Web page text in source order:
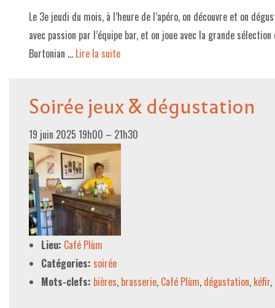
NOS FOURNISSEUR·EUSE·S
LA LIBRAIRIE
COMMANDER UN LIVRE
LES EXPOSITIONS
INFOS & ACCESSIBILITÉ
Le 3e jeudi du mois, à l’heure de l’apéro, on découvre et on
avec passion par l’équipe bar, et on joue avec la grande
Burtonian … Lire la suite­­
Soirée jeux & dégustation
19 juin 2025 19h00 – 21h30
Lieu: Café Plùm
Catégories: soirée
Mots-clefs: bières, brasserie, Café Plùm, dégustation, kéfir,